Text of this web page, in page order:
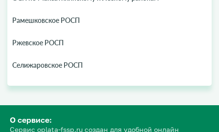
Рамешковское РОСП
Ржевское РОСП
Селижаровское РОСП
О сервисе:
Сервис oplata-fssp.ru создан для удобной онлайн